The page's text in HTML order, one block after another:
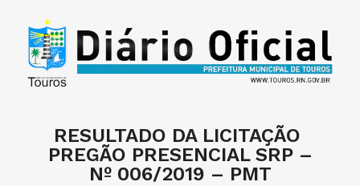
RESULTADO DA LICITAÇÃO ​
PREGÃO PRESENCIAL SRP –
Nº 006/2019 – PMT
PERGUNTAS FREQUENTES